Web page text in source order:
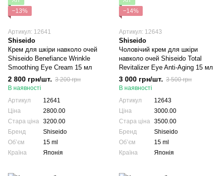
−13%
Артикул: 12641
Shiseido
Крем для шкіри навколо очей
Shiseido Benefiance Wrinkle
Smoothing Eye Cream 15 мл
2 800 грн/шт. 3 200 грн
В наявності
Артикул
12641
Ціна
2800.00
Стара ціна 3200.00
Бренд
Shiseido
Обʼєм
15 ml
Країна
Японія
−14%
Артикул: 12643
Shiseido
Чоловічий крем для шкіри
навколо очей Shiseido Total
Revitalizer Eye Anti-Aging 15 мл
3 000 грн/шт. 3 500 грн
В наявності
Артикул
12643
Ціна
3000.00
Стара ціна 3500.00
Бренд
Shiseido
Обʼєм
15 ml
Країна
Японія